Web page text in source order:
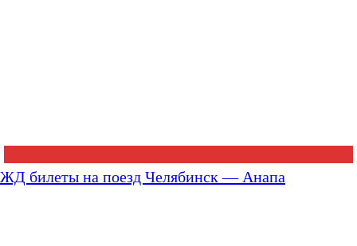
ЖД билеты на поезд Челябинск — Анапа